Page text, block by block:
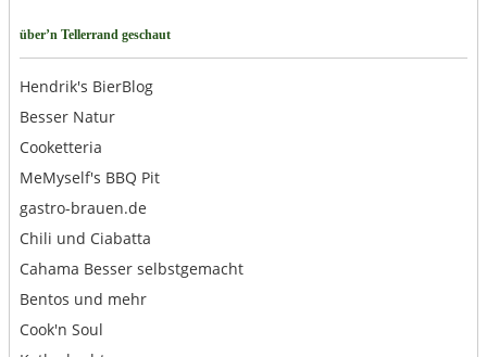
über’n Tellerrand geschaut
Hendrik's BierBlog
Besser Natur
Cooketteria
MeMyself's BBQ Pit
gastro-brauen.de
Chili und Ciabatta
Cahama Besser selbstgemacht
Bentos und mehr
Cook'n Soul